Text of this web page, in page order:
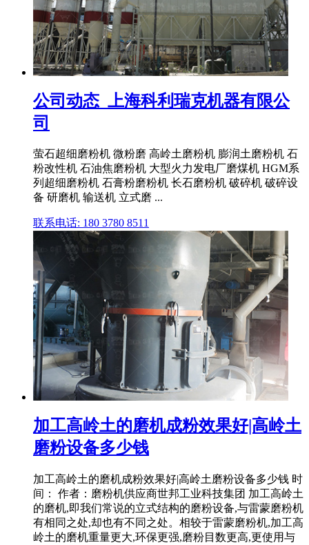
公司动态_上海科利瑞克机器有限公
司
萤石超细磨粉机 微粉磨 高岭土磨粉机 膨润土磨粉机 石
粉改性机 石油焦磨粉机 大型火力发电厂磨煤机 HGM系
列超细磨粉机 石膏粉磨粉机 长石磨粉机 破碎机 破碎设
备 研磨机 输送机 立式磨 ...
联系电话: 180 3780 8511
加工高岭土的磨机成粉效果好|高岭土
磨粉设备多少钱
加工高岭土的磨机成粉效果好|高岭土磨粉设备多少钱 时
间： 作者：磨粉机供应商世邦工业科技集团 加工高岭土
的磨机,即我们常说的立式结构的磨粉设备,与雷蒙磨粉机
有相同之处,却也有不同之处。相较于雷蒙磨粉机,加工高
岭土的磨机重量更大,环保更强,磨粉目数更高,更使用与